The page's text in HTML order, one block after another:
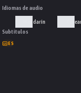
Idiomas de audio
Mandarín
Subtítulos
ES